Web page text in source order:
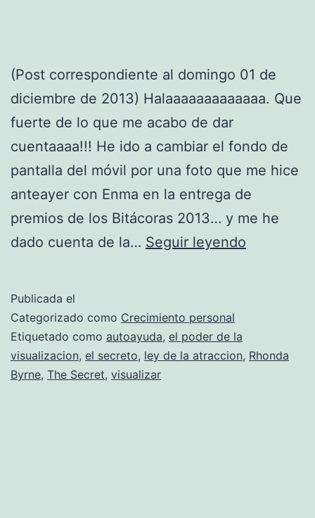
(Post correspondiente al domingo 01 de
diciembre de 2013) Halaaaaaaaaaaaaa. Que
fuerte de lo que me acabo de dar
cuentaaaa!!! He ido a cambiar el fondo de
pantalla del móvil por una foto que me hice
anteayer con Enma en la entrega de
premios de los Bitácoras 2013… y me he
dado cuenta de la… Seguir leyendo
–
Publicada el
Categorizado como Crecimiento personal
Etiquetado como autoayuda, el poder de la
visualizacion, el secreto, ley de la atraccion, Rhonda
Byrne, The Secret, visualizar